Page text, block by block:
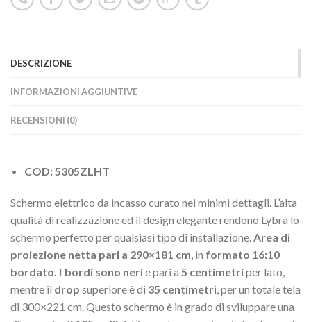
DESCRIZIONE
INFORMAZIONI AGGIUNTIVE
RECENSIONI (0)
COD: 5305ZLHT
Schermo elettrico da incasso curato nei minimi dettagli. L’alta
qualità di realizzazione ed il design elegante rendono Lybra lo
schermo perfetto per qualsiasi tipo di installazione. Area di
proiezione netta pari a 290×181 cm , in formato 16:10
bordato. I bordi sono nerie pari a 5 centimetriper lato,
mentre il drop superiore è di 35 centimetri , per un totale tela
di 300×221 cm. Questo schermo è in grado di sviluppare una